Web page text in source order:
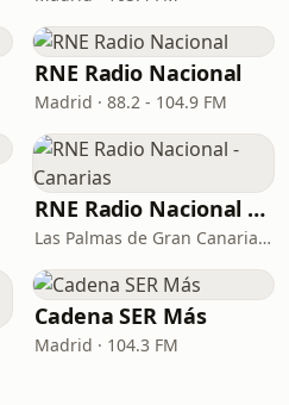
RNE Radio Nacional
Madrid · 88.2 - 104.9 FM
RNE Radio Nacional - Canarias
Las Palmas de Gran Canaria · 92.8 FM
Cadena SER Más
Madrid · 104.3 FM